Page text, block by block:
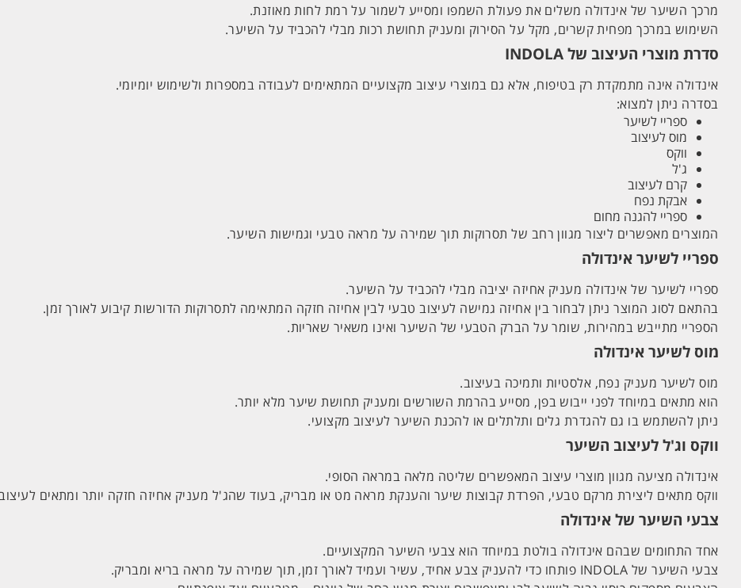
מרכך השיער של אינדולה משלים את פעולת השמפו ומסייע לשמור על רמת לחות מאוזנת.
השימוש במרכך מפחית קשרים, מקל על הסירוק ומעניק תחושת רכות מבלי להכביד על השיער.
סדרת מוצרי העיצוב של INDOLA
אינדולה אינה מתמקדת רק בטיפוח, אלא גם במוצרי עיצוב מקצועיים המתאימים לעבודה במספרות ולשימוש יומיומי.
בסדרה ניתן למצוא:
ספריי לשיער
מוס לעיצוב
ווקס
ג'ל
קרם לעיצוב
אבקת נפח
ספריי להגנה מחום
המוצרים מאפשרים ליצור מגוון רחב של תסרוקות תוך שמירה על מראה טבעי וגמישות השיער.
ספריי לשיער אינדולה
ספריי לשיער של אינדולה מעניק אחיזה יציבה מבלי להכביד על השיער.
בהתאם לסוג המוצר ניתן לבחור בין אחיזה גמישה לעיצוב טבעי לבין אחיזה חזקה המתאימה לתסרוקות הדורשות קיבוע לאורך זמן.
הספריי מתייבש במהירות, שומר על הברק הטבעי של השיער ואינו משאיר שאריות.
מוס לשיער אינדולה
מוס לשיער מעניק נפח, אלסטיות ותמיכה בעיצוב.
הוא מתאים במיוחד לפני ייבוש בפן, מסייע בהרמת השורשים ומעניק תחושת שיער מלא יותר.
ניתן להשתמש בו גם להגדרת גלים ותלתלים או להכנת השיער לעיצוב מקצועי.
ווקס וג'ל לעיצוב השיער
אינדולה מציעה מגוון מוצרי עיצוב המאפשרים שליטה מלאה במראה הסופי.
ווקס מתאים ליצירת מרקם טבעי, הפרדת קבוצות שיער והענקת מראה מט או מבריק, בעוד שהג'ל מעניק אחיזה חזקה יותר ומתאים
צבעי השיער של אינדולה
אחד התחומים שבהם אינדולה בולטת במיוחד הוא צבעי השיער המקצועיים.
צבעי השיער של INDOLA פותחו כדי להעניק צבע אחיד, עשיר ועמיד לאורך זמן, תוך שמירה על מראה בריא ומבריק.